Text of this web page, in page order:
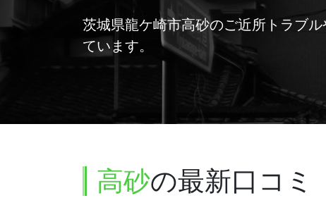
茨城県龍ケ崎市高砂のご近所トラブ
ています。
高砂の最新口コミ